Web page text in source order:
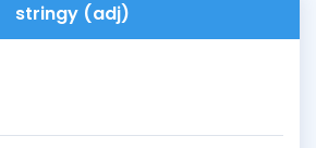
stringy (adj)